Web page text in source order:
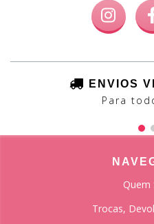
ENVIOS
Para
Quem
Trocas,